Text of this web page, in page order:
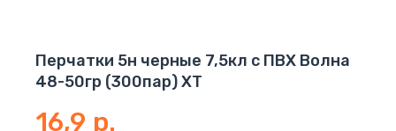
Перчатки 5н черные 7,5кл с ПВХ Волна
48-50гр (300пар) ХТ
16,9 р.